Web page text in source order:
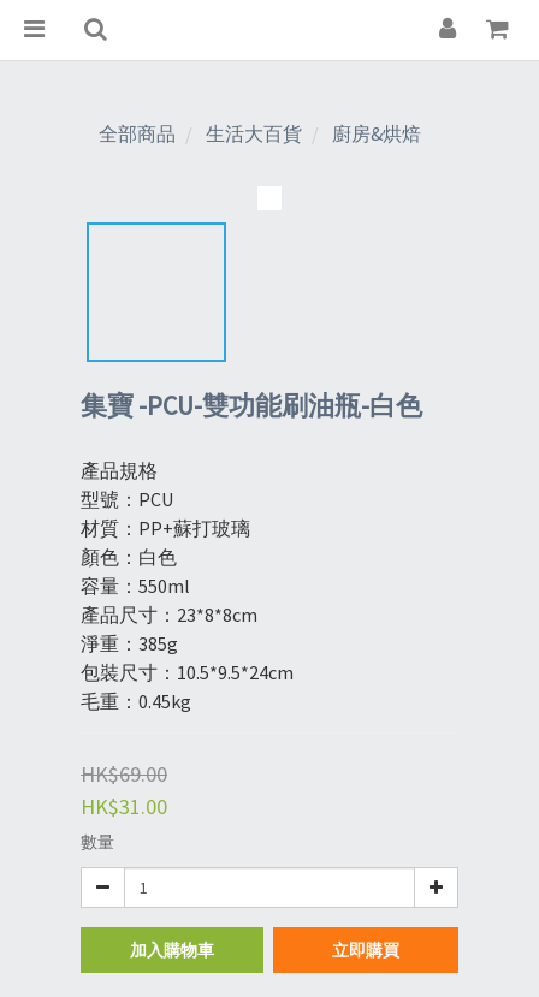
全部商品 生活大百貨 廚房&烘焙
集寶 -PCU-雙功能刷油瓶-白色
產品規格
型號：PCU
材質：PP+蘇打玻璃
顏色：白色
容量：550ml
產品尺寸：23*8*8cm
淨重：385g
包裝尺寸：10.5*9.5*24cm
毛重：0.45kg
HK$69.00
HK$31.00
數量
加入購物車 立即購買